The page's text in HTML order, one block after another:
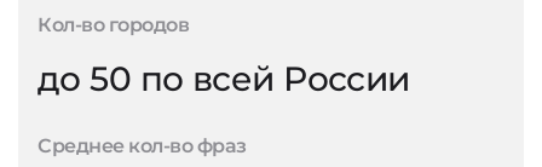
Кол-во городов
до 50 по всей России
Среднее кол-во фраз